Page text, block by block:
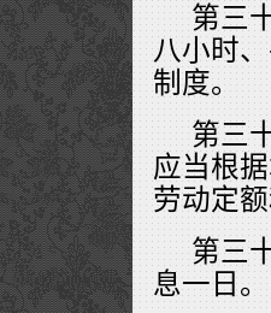
第三
八小时
制度。
第三
应当根
劳动定
第三
息一日。